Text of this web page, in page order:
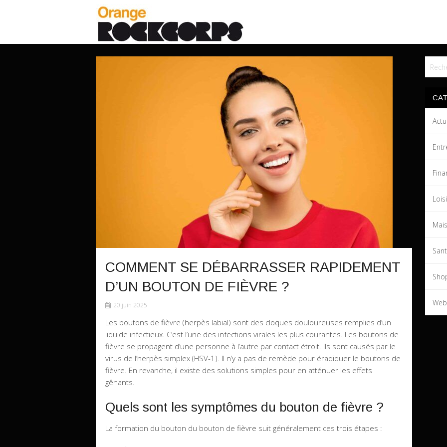
COMMENT SE DÉBARRASSER RAPIDEMENT
D’UN BOUTON DE FIÈVRE ?
20 juin 2025
Les boutons de fièvre (herpès labial) sont des cloques douloureuses remplies d’un
liquide infectieux. C’est l’une des infections virales les plus courantes. Les boutons de
fièvre se propagent d’une personne à l’autre par contact étroit. Ils sont causés par le
virus de l’herpès simplex (HSV-1). Il n’y a pas de remède pour éradiquer le boutons de
fièvre. En revanche, il existe des solutions simples pour en atténuer les effets
gênants.
Quels sont les symptômes du bouton de fièvre ?
La formation du bouton du bouton de fièvre suit généralement ces trois étapes :
Web